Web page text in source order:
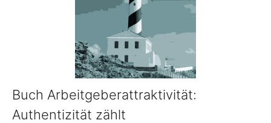
Buch Arbeitgeberattraktivität:
Authentizität zählt